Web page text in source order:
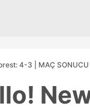
4-3 | MAÇ SONUCU